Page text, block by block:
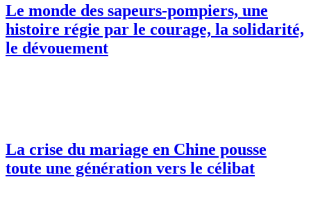
Le monde des sapeurs-pompiers, une
histoire régie par le courage, la solidarité,
le dévouement
La crise du mariage en Chine pousse
toute une génération vers le célibat